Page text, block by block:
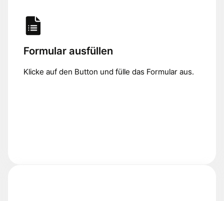
Formular ausfüllen
Klicke auf den Button und fülle das Formular aus.